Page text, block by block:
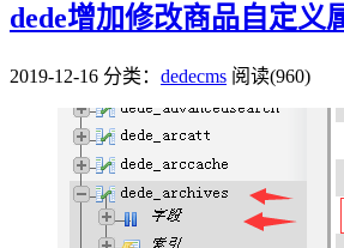
dede增加修改商品自定义
2019-12-16 分类： dedecms 阅读(960)